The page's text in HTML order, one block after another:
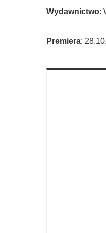
Wydawnictwo:
Premiera: